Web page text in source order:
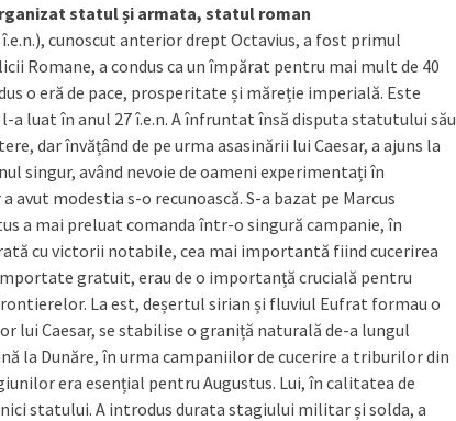
statul și armata, statul roman
î.e.n.), cunoscut anterior drept Octavius, a fost primul
Romane, a condus ca un împărat pentru mai mult de 40
o eră de pace, prosperitate și măreție imperială. Este
a luat în anul 27 î.e.n. A înfruntat însă disputa statutului său
dar învățând de pe urma asasinării lui Caesar, a ajuns la
singur, având nevoie de oameni experimentați în
modestia s-o recunoască. S-a bazat pe Marcus
a mai preluat comanda într-o singură campanie, în
cu victorii notabile, cea mai importantă fiind cucerirea
gratuit, erau de o importanță crucială pentru
La est, deșertul sirian și fluviul Eufrat formau o
lui Caesar, se stabilise o graniță naturală de-a lungul
la Dunăre, în urma campaniilor de cucerire a triburilor din
era esențial pentru Augustus. Lui, în calitatea de
statului. A introdus durata stagiului militar și solda, a